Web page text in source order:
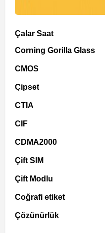
Çalar Saat
Corning Gorilla Glass
CMOS
Çipset
CTIA
CIF
CDMA2000
Çift SIM
Çift Modlu
Coğrafi etiket
Çözünürlük